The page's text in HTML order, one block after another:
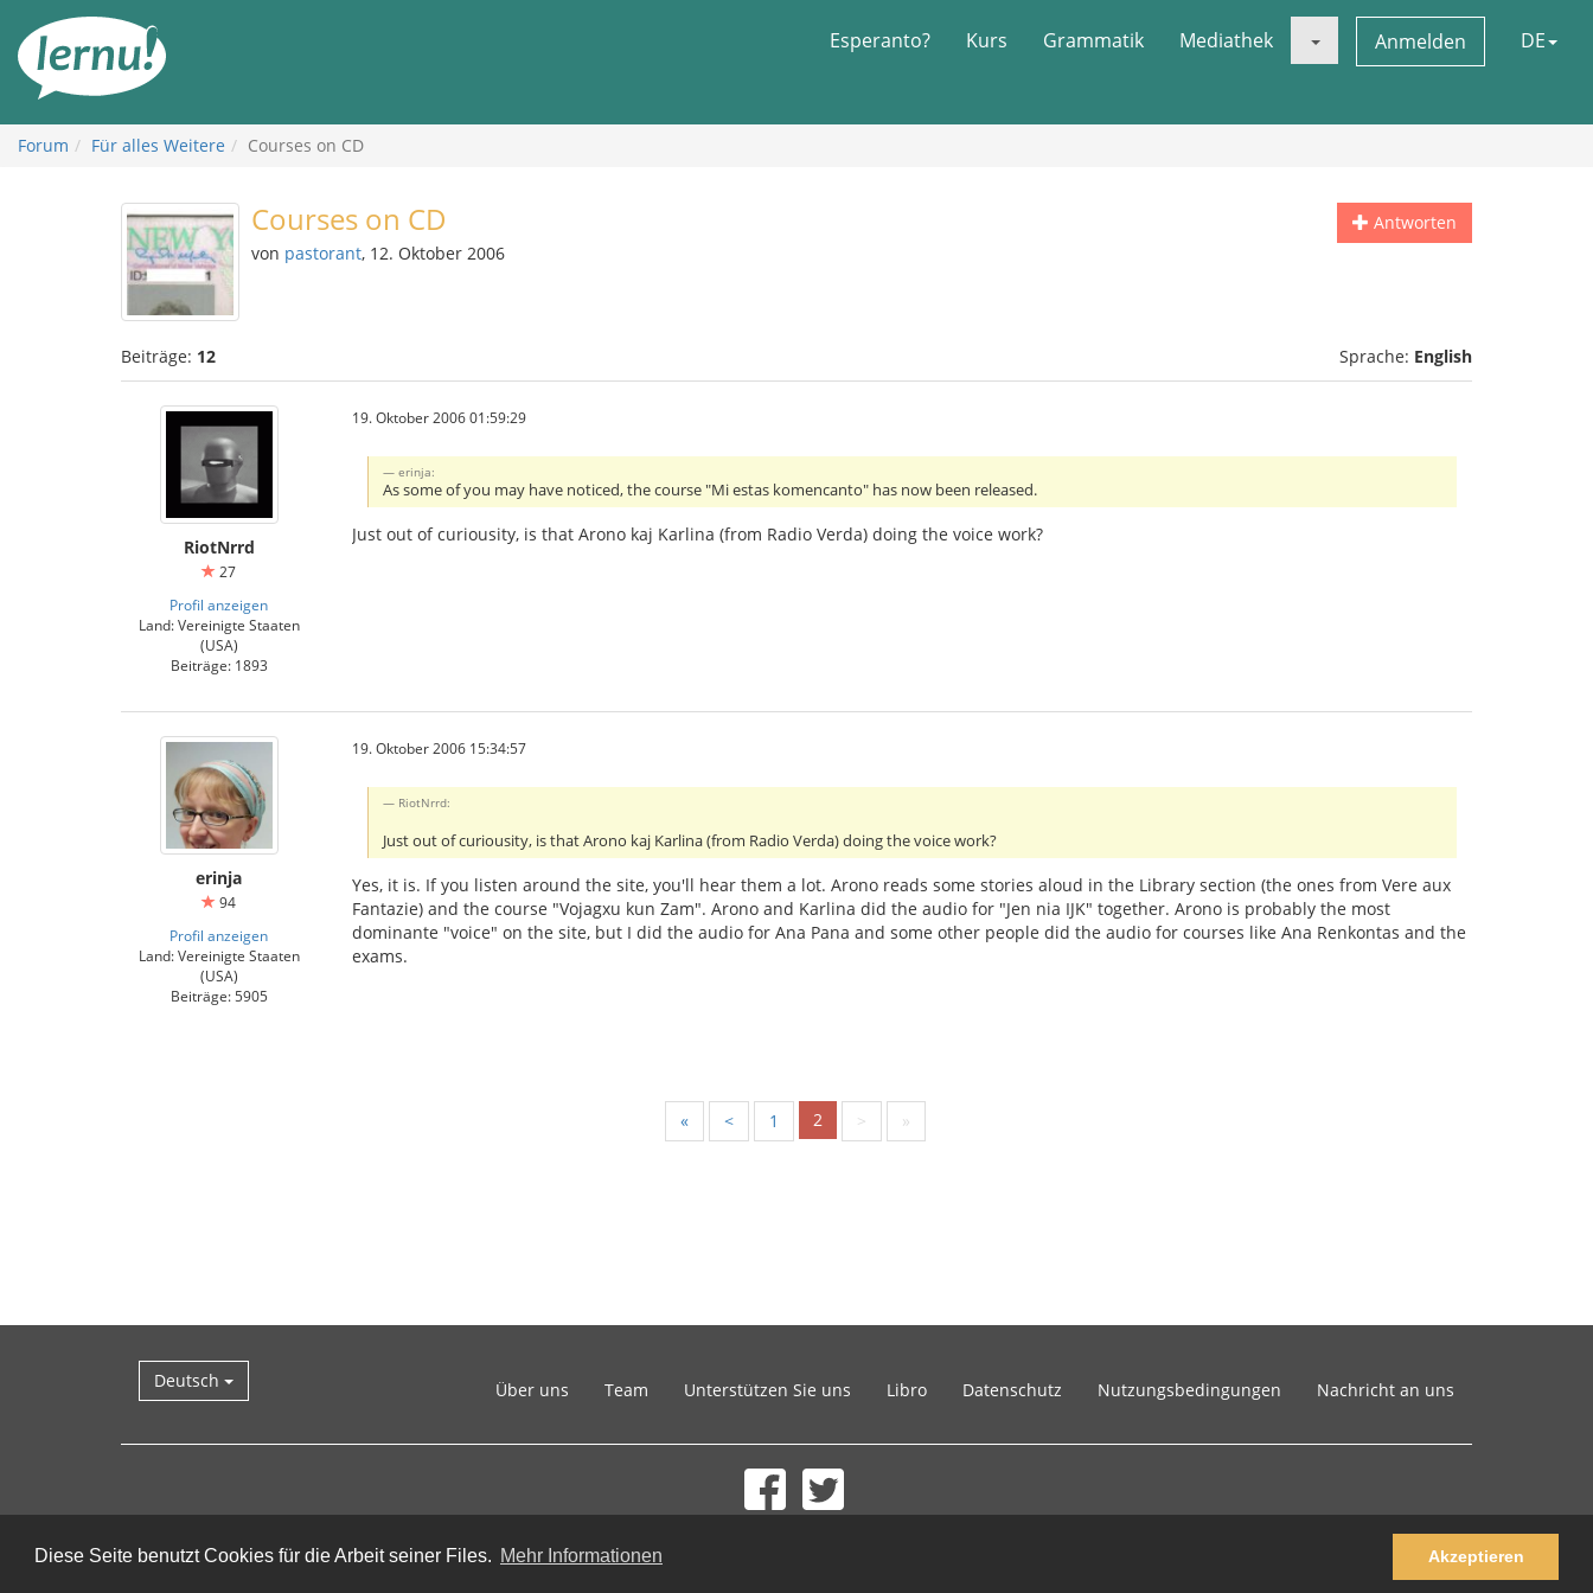
Diese Seite benutzt Cookies für die Arbeit seiner Files. Mehr Informationen Akzeptieren
Inhalt
Esperanto? Kurs Grammatik Mediathek Anmelden DE
Forum Für alles Weitere Courses on CD
Antworten
Courses on CD
von pastorant, 12. Oktober 2006
Beiträge: 12 Sprache: English
RiotNrrd
27
Profil anzeigen
Land: Vereinigte Staaten
(USA)
Beiträge: 1893
19. Oktober 2006 01:59:29
erinja:
As some of you may have noticed, the course "Mi estas komencanto" has now been released.
Just out of curiousity, is that Arono kaj Karlina (from Radio Verda) doing the voice work?
erinja
94
Profil anzeigen
Land: Vereinigte Staaten
(USA)
Beiträge: 5905
19. Oktober 2006 15:34:57
RiotNrrd:
Just out of curiousity, is that Arono kaj Karlina (from Radio Verda) doing the voice work?
Yes, it is. If you listen around the site, you'll hear them a lot. Arono reads some stories aloud in the Library section (the ones from Vere aux
Fantazie) and the course "Vojagxu kun Zam". Arono and Karlina did the audio for "Jen nia IJK" together. Arono is probably the most
dominante "voice" on the site, but I did the audio for Ana Pana and some other people did the audio for courses like Ana Renkontas and the
exams.
« < 1 2 > »
Deutsch Über uns Team Unterstützen Sie uns Libro Datenschutz Nutzungsbedingungen Nachricht an uns